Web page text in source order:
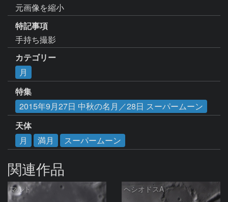
元画像を縮小
特記事項
手持ち撮影
カテゴリー
月
特集
2015年9月27日 中秋の名月／28日 スーパームーン
天体
月
満月 スーパームーン
関連作品
マルト ヘシオドスA